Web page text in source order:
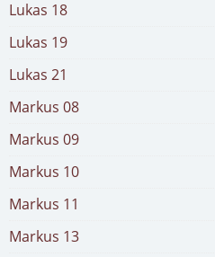
Lukas 18
Lukas 19
Lukas 21
Markus 08
Markus 09
Markus 10
Markus 11
Markus 13